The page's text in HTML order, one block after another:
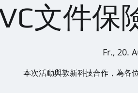
文件保
Fr., 20.
本次活動與敦新科技合作，為各